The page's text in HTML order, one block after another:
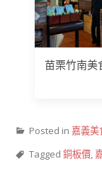
苗栗竹南美
Posted in 嘉義美
Tagged 銅板價,